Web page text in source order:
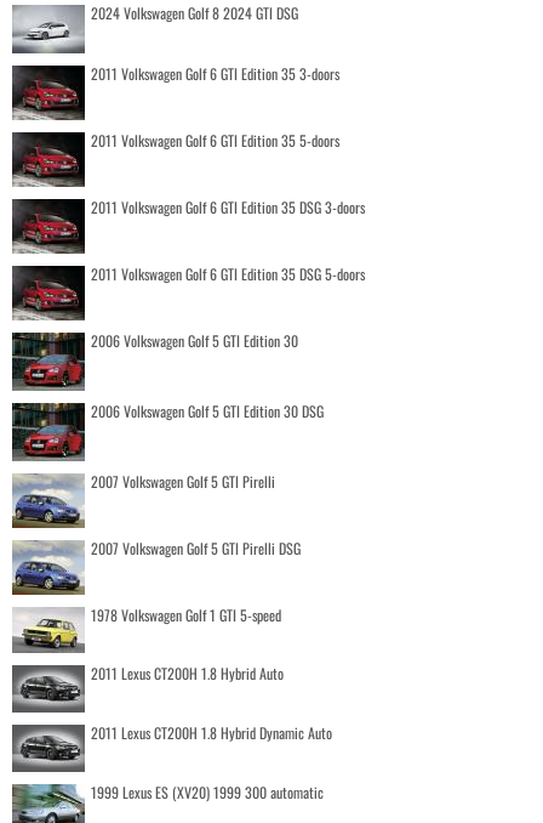
2024 Volkswagen Golf 8 2024 GTI DSG
2011 Volkswagen Golf 6 GTI Edition 35 3-doors
2011 Volkswagen Golf 6 GTI Edition 35 5-doors
2011 Volkswagen Golf 6 GTI Edition 35 DSG 3-doors
2011 Volkswagen Golf 6 GTI Edition 35 DSG 5-doors
2006 Volkswagen Golf 5 GTI Edition 30
2006 Volkswagen Golf 5 GTI Edition 30 DSG
2007 Volkswagen Golf 5 GTI Pirelli
2007 Volkswagen Golf 5 GTI Pirelli DSG
1978 Volkswagen Golf 1 GTI 5-speed
2011 Lexus CT200H 1.8 Hybrid Auto
2011 Lexus CT200H 1.8 Hybrid Dynamic Auto
1999 Lexus ES (XV20) 1999 300 automatic